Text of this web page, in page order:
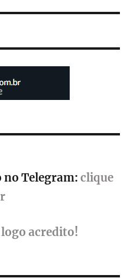
no Telegram: clique
logo acredito!